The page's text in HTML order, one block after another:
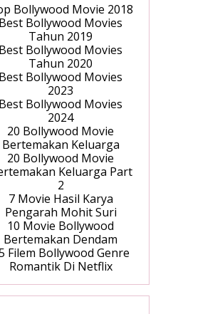
Bollywood Movie 2018
Best Bollywood Movies
Tahun 2019
Best Bollywood Movies
Tahun 2020
Best Bollywood Movies
2023
Best Bollywood Movies
2024
20 Bollywood Movie
Bertemakan Keluarga
20 Bollywood Movie
Keluarga Part
2
7 Movie Hasil Karya
Pengarah Mohit Suri
10 Movie Bollywood
Bertemakan Dendam
Filem Bollywood Genre
Romantik Di Netflix